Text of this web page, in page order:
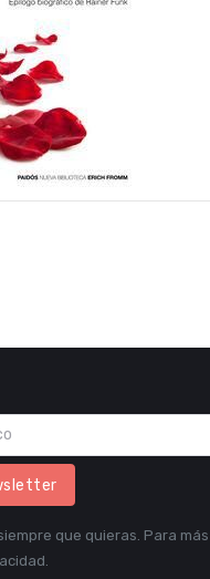
que quieras. Para